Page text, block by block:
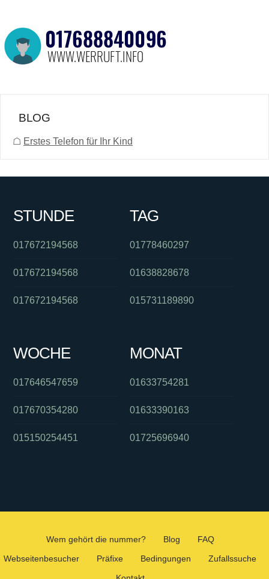
BLOG
☖ Erstes Telefon für Ihr Kind
STUNDE
017672194568
017672194568
017672194568
TAG
01778460297
01638828678
015731189890
WOCHE
017646547659
017670354280
015150254451
MONAT
01633754281
01633390163
01725696940
Wem gehört die nummer? Blog
FAQ
Webseitenbesucher
Präfixe Bedingungen
Zufallssuche